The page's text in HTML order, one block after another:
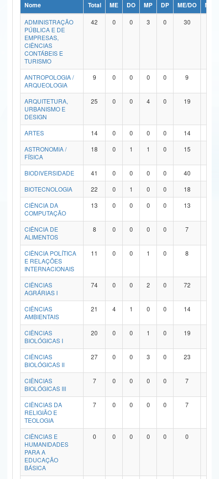
Ministério da Ciência, Tecnologia, Inovações e Comunicações
Ministério do Meio Ambiente
Ministério do Turismo
Ministério do Desenvolvimento Regional
Controladoria-Geral da União
Ministério da Mulher, da Família e dos Direitos Humanos
Secretaria de Governo
Advocacia-Geral da União
Banco Central do Brasil
Nome Total ME DO MP DP ME/DO
MP/
ADMINISTRAÇÃO
PÚBLICA E DE
EMPRESAS,
CIÊNCIAS
CONTÁBEIS E
TURISMO
42 0 0 3 0 30
ANTROPOLOGIA /
ARQUEOLOGIA
9 0 0 0 0 9
ARQUITETURA,
URBANISMO E
DESIGN
25 0 0 4 0 19
ARTES 14 0 0 0 0 14
ASTRONOMIA /
FÍSICA
18 0 1 1 0 15
BIODIVERSIDADE 41 0 0 0 0 40
BIOTECNOLOGIA
22 0 1 0 0 18
CIÊNCIA DA
COMPUTAÇÃO
13 0 0 0 0 13
CIÊNCIA DE
ALIMENTOS
8 0 0 0 0 7
CIÊNCIA POLÍTICA
E RELAÇÕES
INTERNACIONAIS
11 0 0 1 0 8
CIÊNCIAS
AGRÁRIAS I
74 0 0 2 0 72
CIÊNCIAS
AMBIENTAIS
21 4 1 0 0 14
CIÊNCIAS
BIOLÓGICAS I
20 0 0 1 0 19
CIÊNCIAS
BIOLÓGICAS II
27 0 0 3 0 23
CIÊNCIAS
BIOLÓGICAS III
7 0 0 0 0 7
CIÊNCIAS DA
RELIGIÃO E
TEOLOGIA
7 0 0 0 0 7
CIÊNCIAS E
HUMANIDADES
PARA A
EDUCAÇÃO
BÁSICA
0 0 0 0 0 0